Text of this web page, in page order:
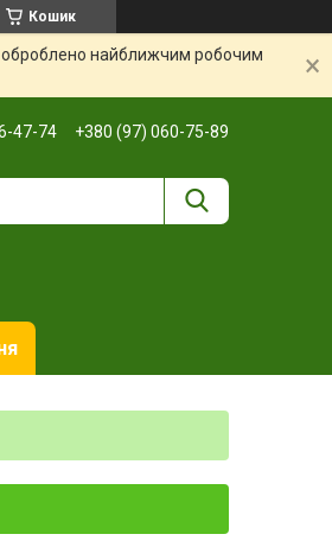
Кошик
оброблено найближчим робочим
47-74 +380 (97) 060-75-89